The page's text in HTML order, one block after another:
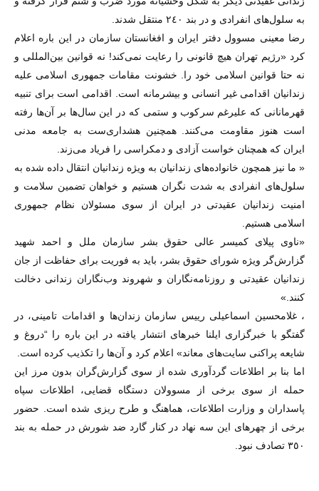
به سلول‌های انفرادی و در بند ٢٤٠ منتقل شدند.
رضا معینی مسوول دفتر ایران و افغانستان سازمان در این باره اعلام
کرد «رژیم تهران هیچ قانونی را رعایت نمی‌کند! نه قوانین بین‌المللی و
نه حتا قوانین اسلامی خود را. خشونت مقامات جمهوری اسلامی علیه
زندانیان اقدامی غیر انسانی و بیشرمانه است. اقدامی است برای تنبیه
قهرمانانی که علیرغم سرکوب و ستمی که در این سال‌ها بر آن‌ها رفته
است هنوز مقاومت می‌کنند. همچنین هشداری‌ست به جامعه مدنی
ایران که همچنان خواست آزادی و دمکراسی را فریاد می‌زند.
« ما نیز همچون خانواده‌های زندانیان به ویژه زندانیان انتقال داده شده به
سلول‌های انفرادی به شدت نگران هستیم و خواهان تضمین سلامت و
امنیت زندانیان عقیدتی در ایران از سوی مسئولان نظام جمهوری
اسلامی هستیم.
«ناوی پیلای کمیسر عالی حقوق بشر سازمان ملل و احمد شهید
گزارش‌گر ویژه شورای حقوق بشر، باید به فوریت برای حفاظت از جان
زندانیان عقیدتی و روزنامه‌نگاران و شهروند وب‌نگاران زندانی دخالت
کنند.»
، غلامحسین اسماعیلی رییس سازمان زندان‌ها و اقدامات تامینی، در
گفتگو با خبرگزاری ایلنا خبرهای انتشار یافته در این باره را “دروغ و
شایعه پراکنی سایت‌های معاند» اعلام کرد و آن‌ها را تکذیب کرده است.
اما بنا بر اطلاعات گردآوری شده از سوی گزارش‌گران بدون مرز این
حمله از سوی برخی از مسوولان دستگاه قضایی، اطلاعات سپاه
پاسداران و وزارت اطلاعات، هماهنگ و طرح ریزی شده است. حضور
برخی از چهرهای این سه نهاد در کنار گارد ضد شورش در حمله به بند
٣٥٠ تصادف نبود.